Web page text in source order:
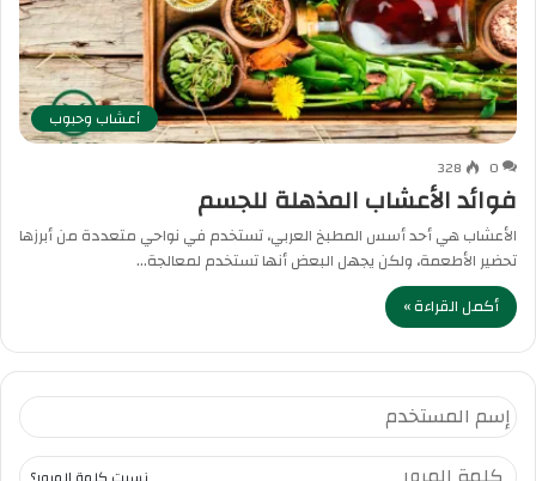
أعشاب وحبوب
0
328
فوائد الأعشاب المذهلة للجسم
الأعشاب هي أحد أسس المطبخ العربي، تستخدم في نواحي متعددة من أبرزها
تحضير الأطعمة، ولكن يجهل البعض أنها تستخدم لمعالجة…
أكمل القراءة »